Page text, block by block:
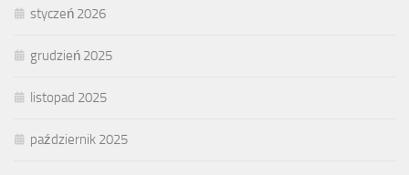
styczeń 2026
grudzień 2025
listopad 2025
październik 2025